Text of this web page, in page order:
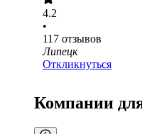
4.2
•
117 отзывов
Липецк
Откликнуться
Компании